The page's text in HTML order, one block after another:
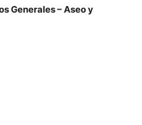
Generales – Aseo y